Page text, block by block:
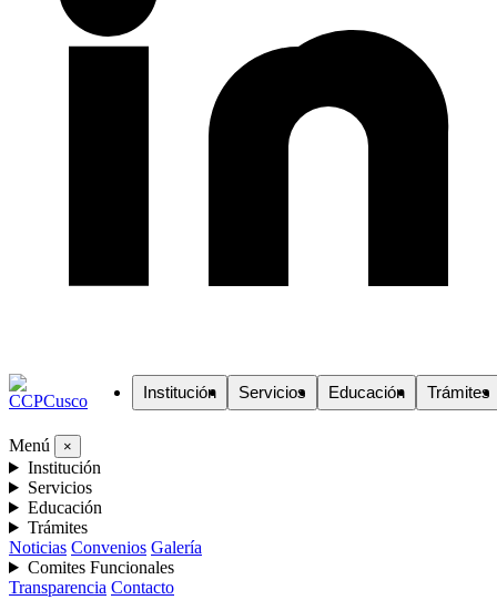
Institución Servicios Educación Trámites
Menú ×
Institución
Servicios
Educación
Trámites
Noticias Convenios Galería
Comites Funcionales
Transparencia Contacto